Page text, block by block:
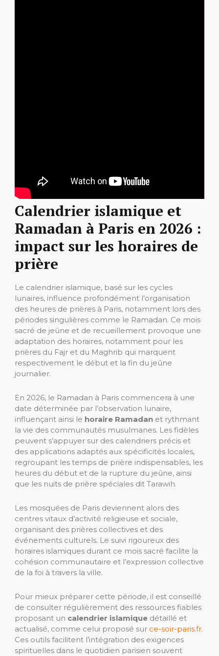
Calendrier islamique et
Ramadan à Paris en 2026 :
impact sur les horaires de
prière
Le calendrier islamique, basé sur les cycles
lunaires, influence profondément l’organisation
des heures de prières à Paris, notamment lors des
périodes singulières comme le Ramadan. Ce mois
sacré de jeûne et de recueillement provoque une
adaptation des horaires, notamment pour les
prières du Fajr et du Maghrib qui marquent
respectivement le début et la fin du jeûne
journalier.
En 2026, le Ramadan à Paris commencera à une
date déterminée par l’observation lunaire,
influençant ainsi le horaire Ramadan et rythmant
la vie des communautés musulmanes. Les fidèles
peuvent s’appuyer sur des calendriers précis et
des applications adaptés aux spécificités locales,
regroupant les temps de prière indispensables, les
heures du début et de la rupture du jeûne, ainsi
que les nuits de prière spéciales dit Tarawih.
Les mosquées de Paris deviennent alors des
centres vitaux d’activité religieuse et sociale,
organisant des prières collectives et des
événements culturels. Le suivi rigoureux des
horaires islamiques durant ce mois sacré facilite la
cohésion communautaire et l’expression collective
de la foi à travers la ville.
Pour mieux préparer cette période, il est conseillé
de consulter régulièrement des ressources fiables
proposant un calendrier islamique détaillé et
actualisé, comme celui proposé sur ce-soir-paris.fr.
Ces outils facilitent l’intégration des exigences
spirituelles dans le quotidien parisien souvent